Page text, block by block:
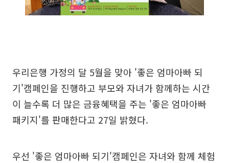
우리은행 가정의 달 5월을 맞아 '좋은 엄마아빠 되
기'캠페인을 진행하고 부모와 자녀가 함께하는 시간
이 늘수록 더 많은 금융혜택을 주는 '좋은 엄마아빠
패키지'를 판매한다고 27일 밝혔다.
우선 '좋은 엄마아빠 되기'캠페인은 자녀와 함께 체험